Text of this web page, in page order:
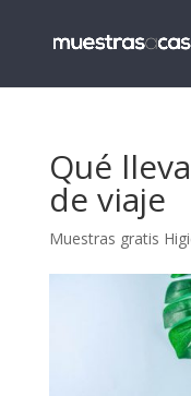
Qué
de viaje
Muestras gratis